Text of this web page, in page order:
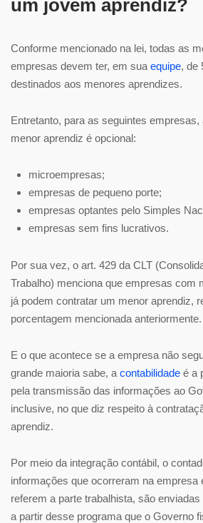
um jovem aprendiz?
Conforme mencionado na lei, todas as
empresas devem ter, em sua equipe, de
destinados aos menores aprendizes.
Entretanto, para as seguintes
menor aprendiz é opcional:
microempresas;
empresas de pequeno porte;
empresas optantes pelo Simples
empresas sem fins lucrativos.
Por sua vez, o art. 429 da CLT
Trabalho) menciona que empresas com
já podem contratar um menor aprendiz,
porcentagem mencionada anteriormente.
E o que acontece se a empresa não
grande maioria sabe, a contabilidade é a
pela transmissão das informações ao
inclusive, no que diz respeito à
aprendiz.
Por meio da integração contábil, o
informações que ocorreram na empresa
referem a parte trabalhista, são
a partir desse programa que o Governo